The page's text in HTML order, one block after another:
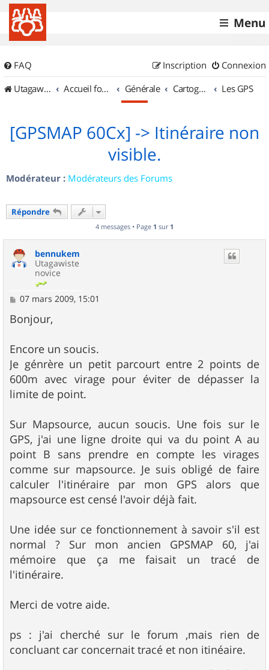
Menu
FAQ Connexion
Inscription
UtagawaVTT (Randos VTT et VTTAE avec traces GPS)
Accueil forum Générale Cartographie et GPS Les GPS
[GPSMAP 60Cx] -> Itinéraire non
visible.
Modérateur : Modérateurs des Forums
Répondre
4 messages • Page 1 sur 1
bennukem
Utagawiste
novice
M
s
s
g
e
07 mars 2009, 15:01
Bonjour,
Encore un soucis.
Je génrère un petit parcourt entre 2 points de
600m avec virage pour éviter de dépasser la
limite de point.
Sur Mapsource, aucun soucis. Une fois sur le
GPS, j'ai une ligne droite qui va du point A au
point B sans prendre en compte les virages
comme sur mapsource. Je suis obligé de faire
calculer l'itinéraire par mon GPS alors que
mapsource est censé l'avoir déjà fait.
Une idée sur ce fonctionnement à savoir s'il est
normal ? Sur mon ancien GPSMAP 60, j'ai
mémoire que ça me faisait un tracé de
l'itinéraire.
Merci de votre aide.
ps : j'ai cherché sur le forum ,mais rien de
concluant car concernait tracé et non itinéaire.